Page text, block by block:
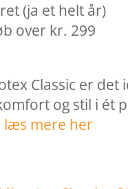
(ja et helt år)
over kr. 299
Classic er det
og stil i ét
læs mere her